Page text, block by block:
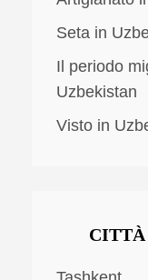
Seta in
Il periodo
Uzbekistan
Visto in
CITTÀ